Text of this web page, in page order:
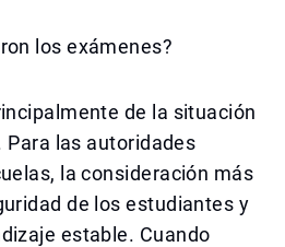
los exámenes?
de la situación
Para las autoridades
la consideración más
de los estudiantes y
estable. Cuando